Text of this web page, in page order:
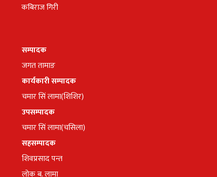
कबिराज गिरी
सम्पादक
जगत तामाङ
कार्यकारी सम्पादक
चमार सिं लामा(शिशिर)
उपसम्पादक
चमार सिं लामा(चसिला)
सहसम्पादक
शिवप्रसाद पन्त
लोक ब. लामा